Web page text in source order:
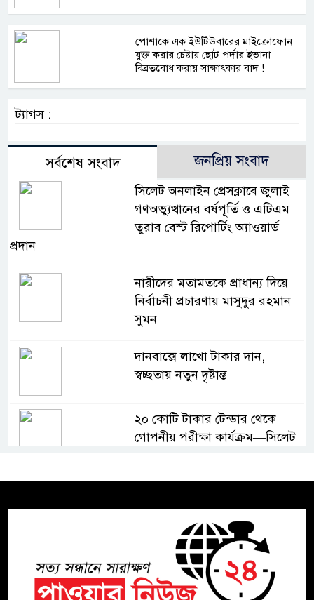
পোশাকে এক ইউটিউবারের মাইক্রোফোন
যুক্ত করার চেষ্টায় ছোট পর্দার ইভানা
বিব্রতবোধ করায় সাক্ষাৎকার বাদ !
ট্যাগস :
সর্বশেষ সংবাদ জনপ্রিয় সংবাদ
সিলেট অনলাইন প্রেসক্লাবে জুলাই
গণঅভ্যুত্থানের বর্ষপূর্তি ও এটিএম
তুরাব বেস্ট রিপোর্টিং অ্যাওয়ার্ড
প্রদান
নারীদের মতামতকে প্রাধান্য দিয়ে
নির্বাচনী প্রচারণায় মাসুদুর রহমান
সুমন
দানবাক্সে লাখো টাকার দান,
স্বচ্ছতায় নতুন দৃষ্টান্ত
২০ কোটি টাকার টেন্ডার থেকে
গোপনীয় পরীক্ষা কার্যক্রম—সিলেট
সিলেটে চিকিৎসকের কিশোর ছেলের
ঝুলন্ত মরদেহ উদ্ধার
শতাব্দী রায়ের বাড়িতে বিদ্রোহীদের
বৈঠক, পশ্চিমবঙ্গে তৃনমূলে ভাঙনের